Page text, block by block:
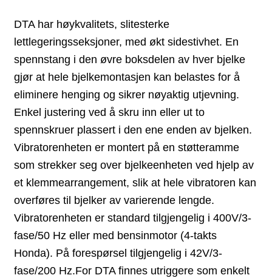
DTA har høykvalitets, slitesterke
lettlegeringsseksjoner, med økt sidestivhet. En
spennstang i den øvre boksdelen av hver bjelke
gjør at hele bjelkemontasjen kan belastes for å
eliminere henging og sikrer nøyaktig utjevning.
Enkel justering ved å skru inn eller ut to
spennskruer plassert i den ene enden av bjelken.
Vibratorenheten er montert på en støtteramme
som strekker seg over bjelkeenheten ved hjelp av
et klemmearrangement, slik at hele vibratoren kan
overføres til bjelker av varierende lengde.
Vibratorenheten er standard tilgjengelig i 400V/3-
fase/50 Hz eller med bensinmotor (4-takts
Honda). På forespørsel tilgjengelig i 42V/3-
fase/200 Hz.For DTA finnes utriggere som enkelt